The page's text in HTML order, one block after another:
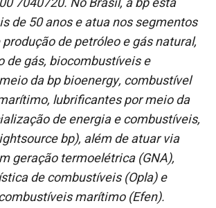
de 50 anos e atua nos segmentos
de petróleo e gás natural,
de gás, biocombustíveis e
da bp bioenergy, combustível
lubrificantes por meio da
de energia e combustíveis,
bp), além de atuar via
geração termoelétrica (GNA),
de combustíveis (Opla) e
marítimo (Efen).